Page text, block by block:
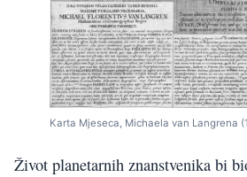
Karta Mjeseca, Michaela van Langrena
Život planetarnih znanstvenika bi